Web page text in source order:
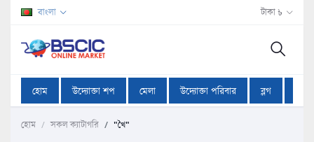
বাংলা টাকা ৳
হোম উদ্যোক্তা শপ মেলা উদ্যোক্তা পরিবার ব্লগ
হোম সকল ক্যাটাগরি "খৈ"